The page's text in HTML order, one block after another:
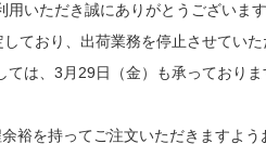
いただき誠にありがとうございます
ており、出荷業務を停止させていた
は、3月29日（金）も承っており
裕を持ってご注文いただきますよう